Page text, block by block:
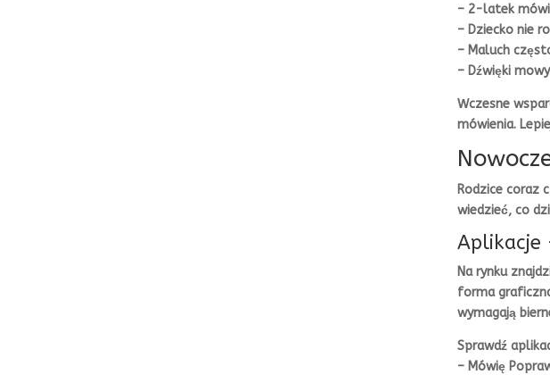
– 2-latek mówi
– Dziecko nie
– Maluch
– Dźwięki
Wczesne
mówienia.
Rodzice coraz
wiedzieć, co
Aplikacje
Na rynku
forma
wymagają
Sprawdź
– Mówię